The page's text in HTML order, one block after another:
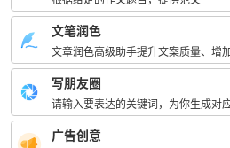
文笔润色
文章润色高级助手提升文案质量、增
写朋友圈
请输入要表达的关键词，为你生成对
广告创意